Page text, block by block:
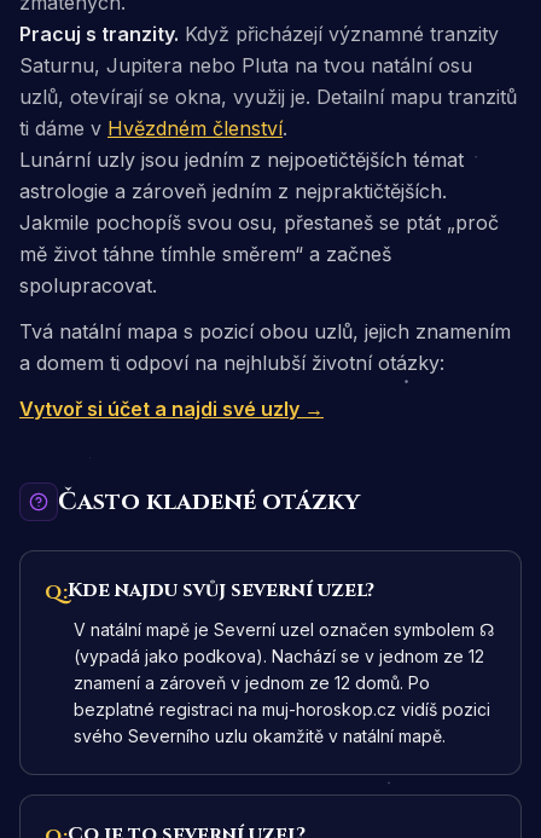
Pracuj s tranzity. Když přicházejí významné tranzity
Saturnu, Jupitera nebo Pluta na tvou natální osu
uzlů, otevírají se okna, využij je. Detailní mapu tranzitů
ti dáme v Hvězdném členství.
Lunární uzly jsou jedním z nejpoetičtějších témat
astrologie a zároveň jedním z nejpraktičtějších.
Jakmile pochopíš svou osu, přestaneš se ptát „proč
mě život táhne tímhle směrem“ a začneš
spolupracovat.
Tvá natální mapa s pozicí obou uzlů, jejich znamením
a domem ti odpoví na nejhlubší životní otázky:
Vytvoř si účet a najdi své uzly →
Často kladené otázky
Q:Kde najdu svůj severní uzel?
V natální mapě je Severní uzel označen symbolem ☊
(vypadá jako podkova). Nachází se v jednom ze 12
znamení a zároveň v jednom ze 12 domů. Po
bezplatné registraci na muj-horoskop.cz vidíš pozici
svého Severního uzlu okamžitě v natální mapě.